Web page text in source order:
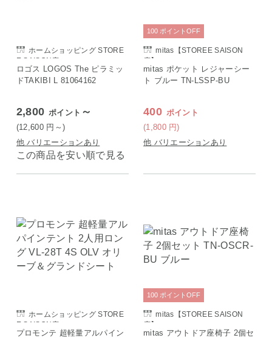
ホームショッピング STORE
E SAISON店
ロゴス LOGOS The ピラミッ
ドTAKIBI L 81064162
2,800 ポイント ～
(12,600 円 ～)
他 バリエーションあり
この商品を安い順で見る
mitas【STOREE SAISON
店】
mitas ポケット レジャーシー
ト ブルー TN-LSSP-BU
400 ポイント
(1,800 円)
100 ポイント OFF
他 バリエーションあり
ホームショッピング STORE
E SAISON店
プロモンテ 超軽量アルパイン
mitas【STOREE SAISON
店】
mitas アウトドア座椅子 2個セ
100 ポイント OFF